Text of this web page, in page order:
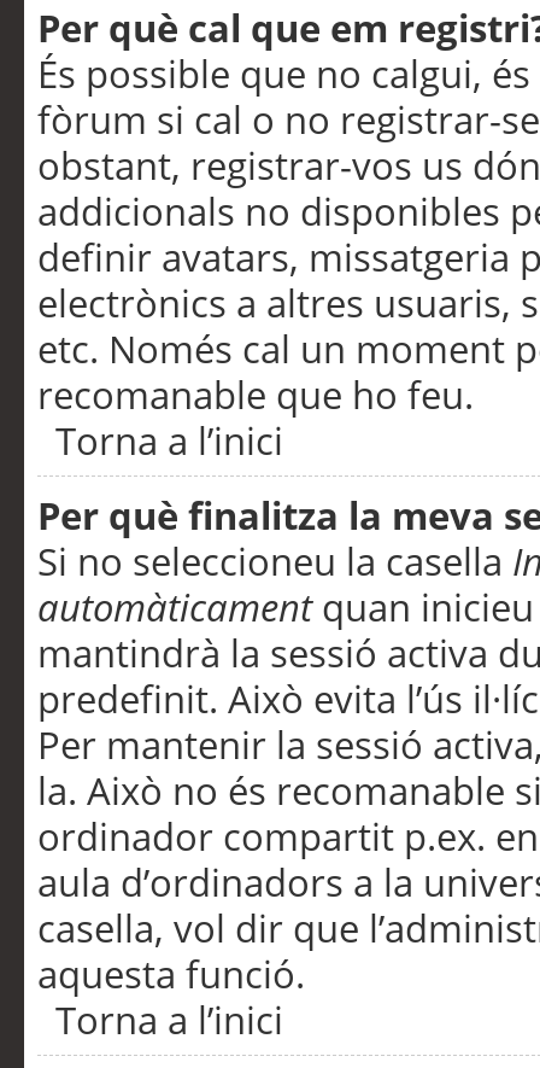
Per què cal que em
És possible que no calgui,
fòrum si cal o no registrar-
obstant, registrar-vos us
addicionals no disponibles
definir avatars, missatgeria
electrònics a altres usuaris,
etc. Només cal un moment
recomanable que ho feu.
Torna a l’inici
Per què finalitza la meva
Si no seleccioneu la casella
automàticamentquan inicieu
mantindrà la sessió activa
predefinit. Això evita l’ús
Per mantenir la sessió
la. Això no és recomanable
ordinador compartit p.ex.
aula d’ordinadors a la
casella, vol dir que
aquesta funció.
Torna a l’inici